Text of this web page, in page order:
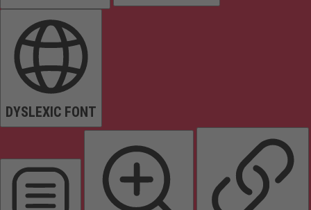
DYSLEXIC FONT